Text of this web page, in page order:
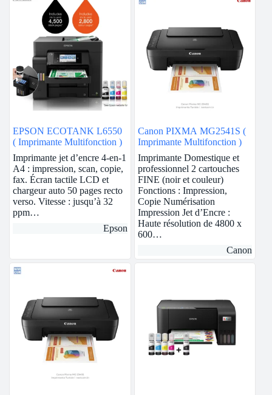
EPSON ECOTANK L6550
( Imprimante Multifonction )
Imprimante jet d’encre 4-en-1
A4 : impression, scan, copie,
fax. Écran tactile LCD et
chargeur auto 50 pages recto
verso. Vitesse : jusqu’à 32
ppm…
Epson
Canon PIXMA MG2541S (
Imprimante Multifonction )
Imprimante Domestique et
professionnel 2 cartouches
FINE (noir et couleur)
Fonctions : Impression,
Copie Numérisation
Impression Jet d’Encre :
Haute résolution de 4800 x
600…
Canon